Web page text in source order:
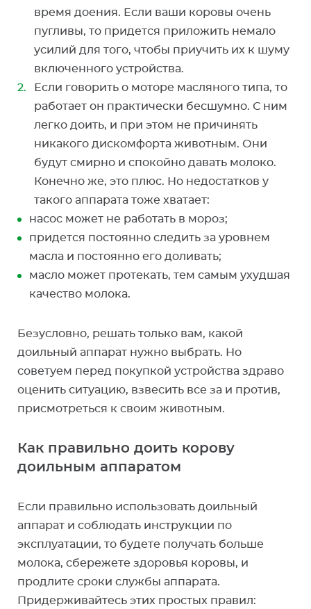
время доения. Если ваши коровы очень
пугливы, то придется приложить немало
усилий для того, чтобы приучить их к шуму
включенного устройства.
Если говорить о моторе масляного типа, то
работает он практически бесшумно. С ним
легко доить, и при этом не причинять
никакого дискомфорта животным. Они
будут смирно и спокойно давать молоко.
Конечно же, это плюс. Но недостатков у
такого аппарата тоже хватает:
насос может не работать в мороз;
придется постоянно следить за уровнем
масла и постоянно его доливать;
масло может протекать, тем самым ухудшая
качество молока.
Безусловно, решать только вам, какой
доильный аппарат нужно выбрать. Но
советуем перед покупкой устройства здраво
оценить ситуацию, взвесить все за и против,
присмотреться к своим животным.
Как правильно доить корову
доильным аппаратом
Если правильно использовать доильный
аппарат и соблюдать инструкции по
эксплуатации, то будете получать больше
молока, сбережете здоровья коровы, и
продлите сроки службы аппарата.
Придерживайтесь этих простых правил: